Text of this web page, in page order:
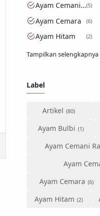
Ayam Cemani Rajeki Sodomoro 5
Ayam Cemara 6
Ayam Hitam 2
Tampilkan selengkapnya
Label
Artikel
Ayam Bulbi
Ayam Cemani
Ayam
Ayam Cemara
Ayam Hitam